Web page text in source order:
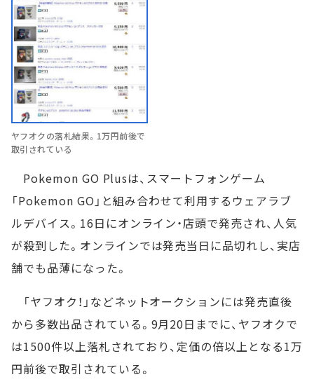
ヤフオクの落札結果。1万円前後で
取引されている
Pokemon GO Plusは、スマートフォンゲーム
「Pokemon GO」と組み合わせて利用するウェアラブ
ルデバイス。16日にオンライン・店頭で発売され、人気
が殺到した。オンラインでは発売当日に品切れし、実店
舗でも品薄になった。
「ヤフオク！」などネットオークションには発売直後
から多数出品されている。9月20日までに、ヤフオクで
は1500件以上落札されており、定価の倍以上となる1万
円前後で取引されている。